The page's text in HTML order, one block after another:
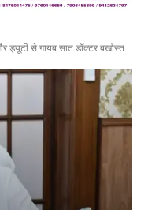
ड्यूटी से गायब सात डॉक्टर बर्खास्त